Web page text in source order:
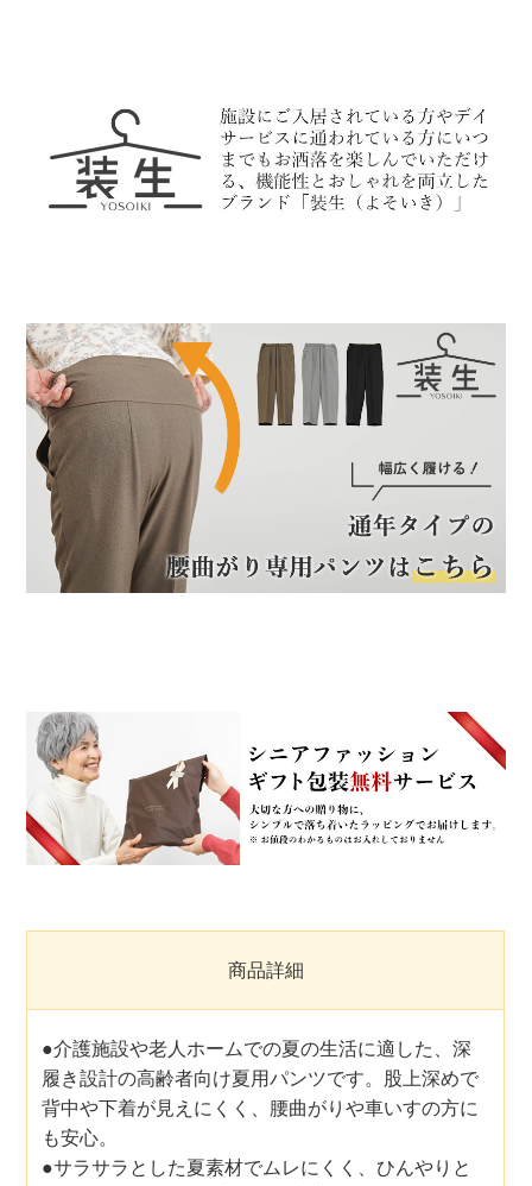
商品詳細
●介護施設や老人ホームでの夏の生活に適した、深
履き設計の高齢者向け夏用パンツです。股上深めで
背中や下着が見えにくく、腰曲がりや車いすの方に
も安心。
●サラサラとした夏素材でムレにくく、ひんやりと